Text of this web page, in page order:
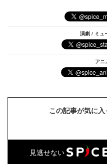
演劇 / ミュ
アニ
この記事が気に入
見逃せない